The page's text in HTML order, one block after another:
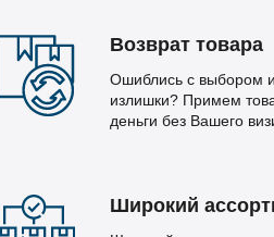
Возврат товара
Ошиблись с выбором
излишки? Примем
деньги без Вашего
Широкий